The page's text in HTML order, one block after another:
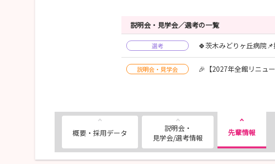
説明会・見学会／選考の一覧
選考 🍀茨木みどりヶ丘病院
説明会・見学会 🎉【2027年全館リニュ
概要・採用データ
説明会・
見学会/選考情報
先輩情報